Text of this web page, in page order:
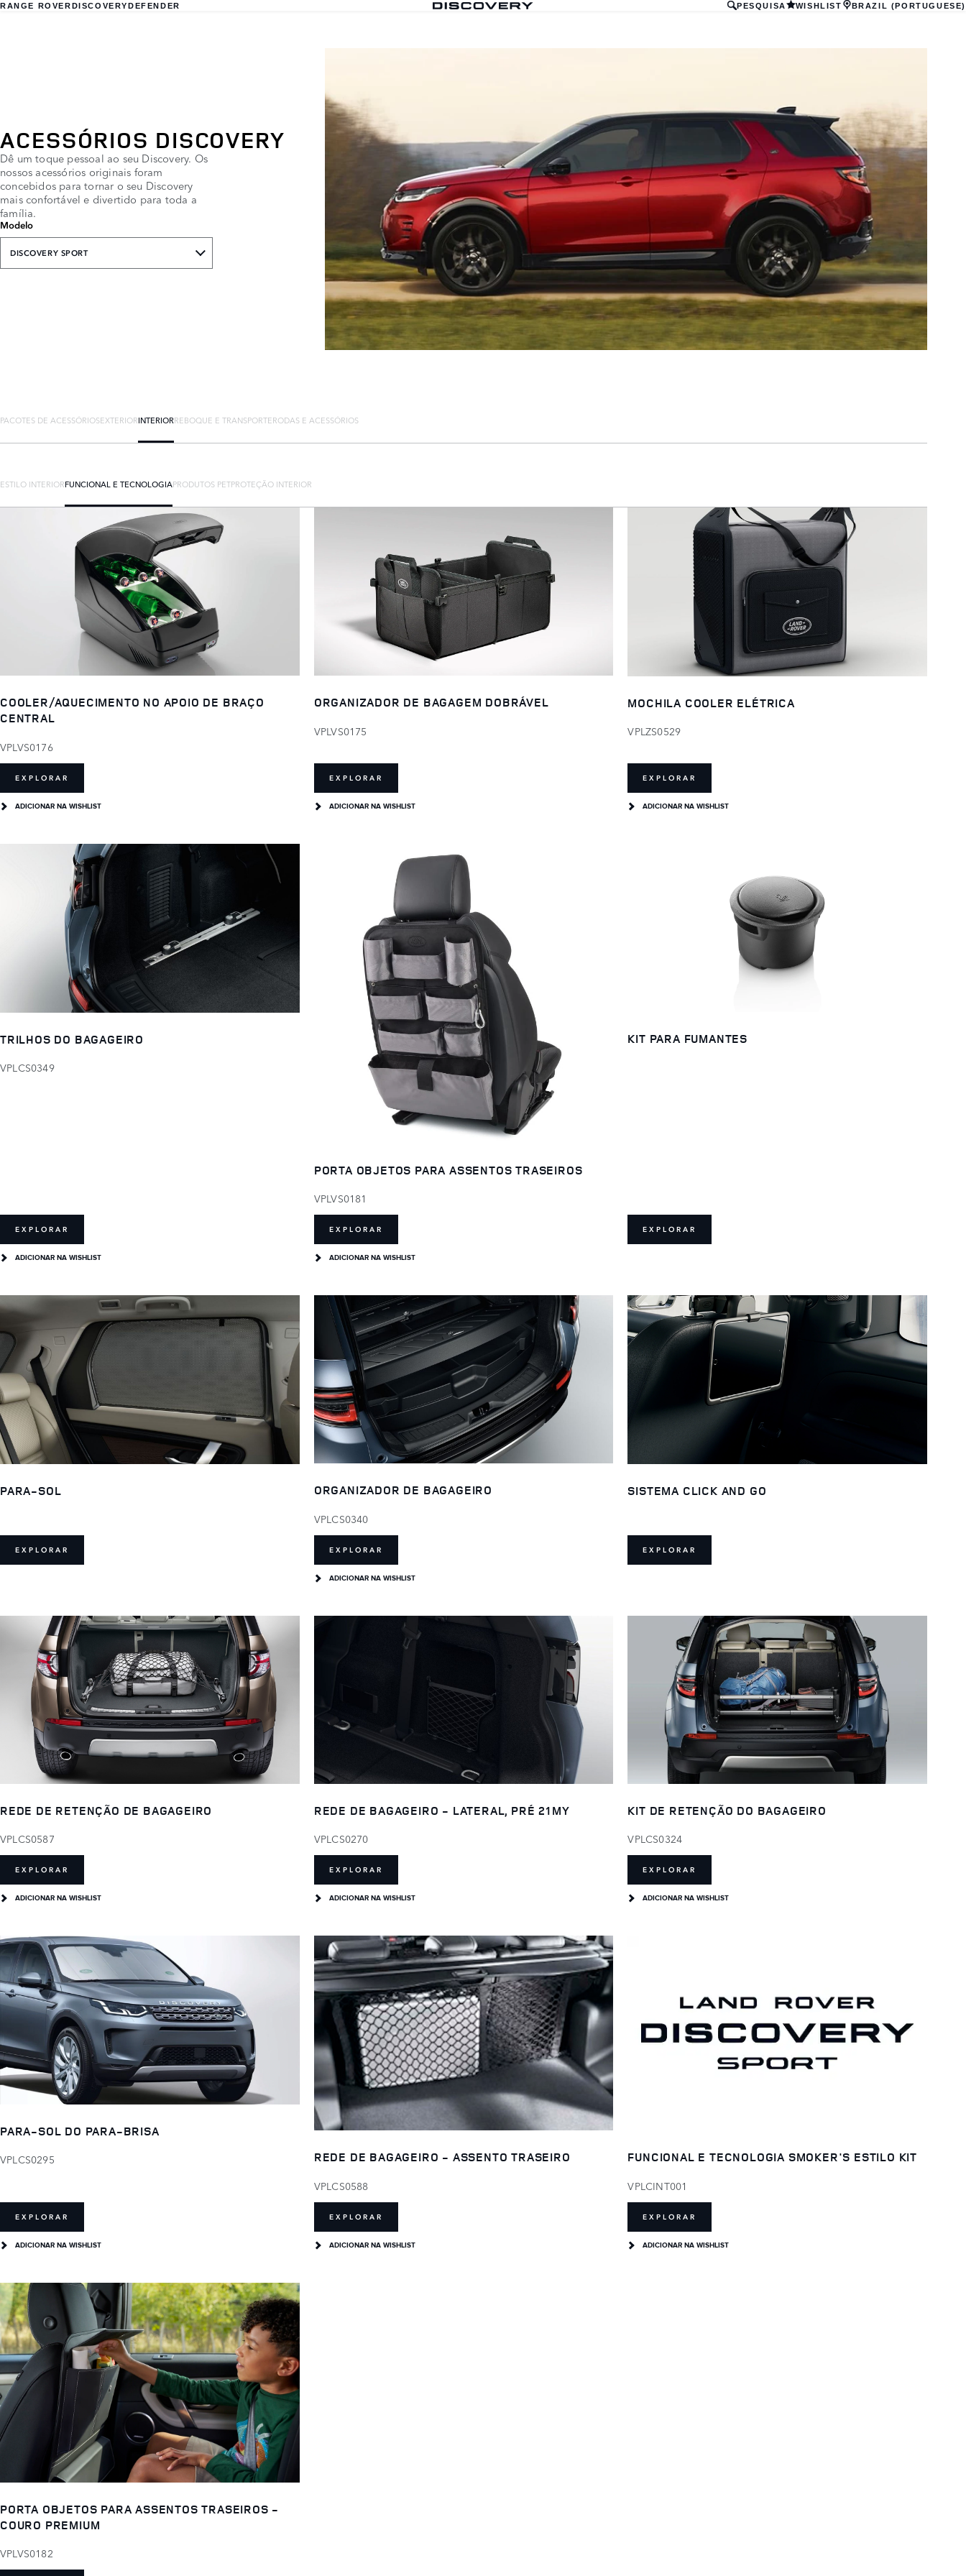
RANGE ROVERDISCOVERYDEFENDER PESQUISA WISHLIST BRAZIL (PORTUGUESE)
ACESSÓRIOS DISCOVERY
Dê um toque pessoal ao seu Discovery. Os
nossos acessórios originais foram
concebidos para tornar o seu Discovery
mais confortável e divertido para toda a
família.
Modelo
DISCOVERY SPORT
PACOTES DE ACESSÓRIOSEXTERIORINTERIORREBOQUE E TRANSPORTERODAS E ACESSÓRIOS
ESTILO INTERIORFUNCIONAL E TECNOLOGIAPRODUTOS PETPROTEÇÃO INTERIOR
COOLER/AQUECIMENTO NO APOIO DE BRAÇO
CENTRAL
VPLVS0176
EXPLORAR
ADICIONAR NA WISHLIST
ORGANIZADOR DE BAGAGEM DOBRÁVEL
VPLVS0175
EXPLORAR
ADICIONAR NA WISHLIST
MOCHILA COOLER ELÉTRICA
VPLZS0529
EXPLORAR
ADICIONAR NA WISHLIST
TRILHOS DO BAGAGEIRO
VPLCS0349
EXPLORAR
ADICIONAR NA WISHLIST
PORTA OBJETOS PARA ASSENTOS TRASEIROS
VPLVS0181
EXPLORAR
ADICIONAR NA WISHLIST
KIT PARA FUMANTES
EXPLORAR
PARA-SOL
EXPLORAR
ORGANIZADOR DE BAGAGEIRO
VPLCS0340
EXPLORAR
ADICIONAR NA WISHLIST
SISTEMA CLICK AND GO
EXPLORAR
REDE DE RETENÇÃO DE BAGAGEIRO
VPLCS0587
EXPLORAR
ADICIONAR NA WISHLIST
REDE DE BAGAGEIRO - LATERAL, PRÉ 21MY
VPLCS0270
EXPLORAR
ADICIONAR NA WISHLIST
KIT DE RETENÇÃO DO BAGAGEIRO
VPLCS0324
EXPLORAR
ADICIONAR NA WISHLIST
PARA-SOL DO PARA-BRISA
VPLCS0295
EXPLORAR
ADICIONAR NA WISHLIST
REDE DE BAGAGEIRO - ASSENTO TRASEIRO
VPLCS0588
EXPLORAR
ADICIONAR NA WISHLIST
FUNCIONAL E TECNOLOGIA SMOKER'S ESTILO KIT
VPLCINT001
EXPLORAR
ADICIONAR NA WISHLIST
PORTA OBJETOS PARA ASSENTOS TRASEIROS -
COURO PREMIUM
VPLVS0182